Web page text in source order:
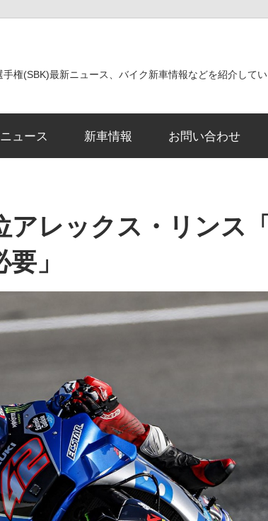
権(SBK)最新ニュース、バイク新車情報などを紹介してい
ュース 新車情報 お問い合わせ
アレックス・リンス
」